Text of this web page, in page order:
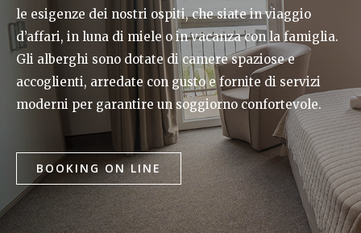
le esigenze dei nostri ospiti, che siate in viaggio
d’affari, in luna di miele o in vacanza con la famiglia.
Gli alberghi sono dotate di camere spaziose e
accoglienti, arredate con gusto e fornite di servizi
moderni per garantire un soggiorno confortevole.
BOOKING ON LINE